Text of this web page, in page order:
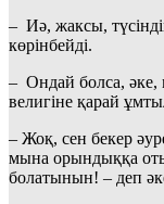
– Иә, жаксы,
көрінбейді.
– Ондай болса, әке,
велигіне қарай
– Жоқ, сен бекер
мына орындыққа
болатынын! – деп